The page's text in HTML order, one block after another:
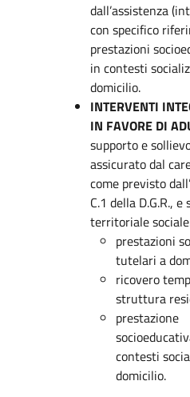
dall’assistenza
con specifico
prestazioni
in contesti
domicilio.
INTERVENTI
IN FAVORE DI
supporto e
assicurato dal
come previsto
C.1 della D.G.R.,
territoriale
prestazioni
tutelari a
ricovero
struttura
prestazione
contesti
domicilio.